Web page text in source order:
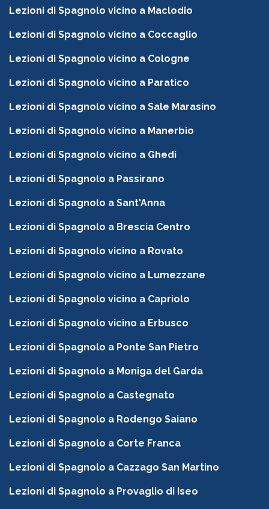
Lezioni di Spagnolo vicino a Maclodio
Lezioni di Spagnolo vicino a Coccaglio
Lezioni di Spagnolo vicino a Cologne
Lezioni di Spagnolo vicino a Paratico
Lezioni di Spagnolo vicino a Sale Marasino
Lezioni di Spagnolo vicino a Manerbio
Lezioni di Spagnolo vicino a Ghedi
Lezioni di Spagnolo a Passirano
Lezioni di Spagnolo a Sant'Anna
Lezioni di Spagnolo a Brescia Centro
Lezioni di Spagnolo vicino a Rovato
Lezioni di Spagnolo vicino a Lumezzane
Lezioni di Spagnolo vicino a Capriolo
Lezioni di Spagnolo vicino a Erbusco
Lezioni di Spagnolo a Ponte San Pietro
Lezioni di Spagnolo a Moniga del Garda
Lezioni di Spagnolo a Castegnato
Lezioni di Spagnolo a Rodengo Saiano
Lezioni di Spagnolo a Corte Franca
Lezioni di Spagnolo a Cazzago San Martino
Lezioni di Spagnolo a Provaglio di Iseo